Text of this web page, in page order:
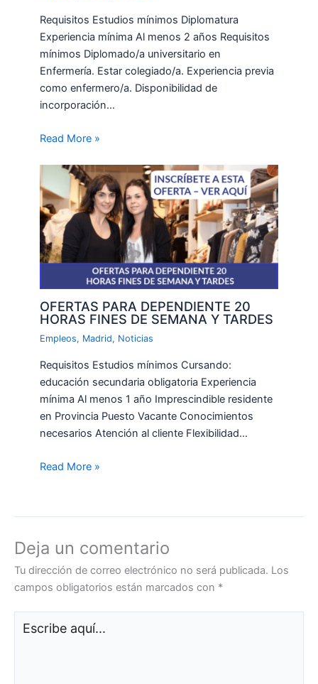
Requisitos Estudios mínimos Diplomatura
Experiencia mínima Al menos 2 años Requisitos
mínimos Diplomado/a universitario en
Enfermería. Estar colegiado/a. Experiencia previa
como enfermero/a. Disponibilidad de
incorporación…
Read More »
OFERTAS PARA DEPENDIENTE 20
HORAS FINES DE SEMANA Y TARDES
Empleos, Madrid, Noticias
Requisitos Estudios mínimos Cursando:
educación secundaria obligatoria Experiencia
mínima Al menos 1 año Imprescindible residente
en Provincia Puesto Vacante Conocimientos
necesarios Atención al cliente Flexibilidad…
Read More »
Deja un comentario
Tu dirección de correo electrónico no será publicada. Los
campos obligatorios están marcados con *
aquí...